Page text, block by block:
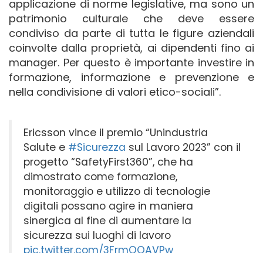
applicazione di norme legislative, ma sono un
patrimonio culturale che deve essere
condiviso da parte di tutta le figure aziendali
coinvolte dalla proprietà, ai dipendenti fino ai
manager. Per questo è importante investire in
formazione, informazione e prevenzione e
nella condivisione di valori etico-sociali”.
Ericsson vince il premio “Unindustria
Salute e #Sicurezza sul Lavoro 2023” con il
progetto “SafetyFirst360”, che ha
dimostrato come formazione,
monitoraggio e utilizzo di tecnologie
digitali possano agire in maniera
sinergica al fine di aumentare la
sicurezza sui luoghi di lavoro